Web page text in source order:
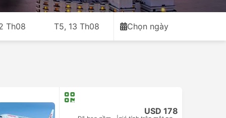
Th08 T5, 13 Th08 Chọn ngày
USD 178